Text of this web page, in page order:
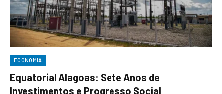
ECONOMIA
Equatorial Alagoas: Sete Anos de
Investimentos e Progresso Social